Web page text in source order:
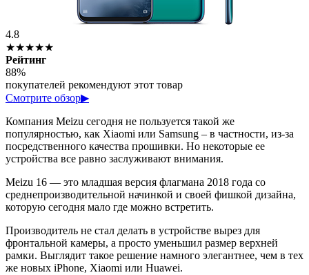
4.8
★★★★★
Рейтинг
88%
покупателей рекомендуют этот товар
Смотрите обзор▶
Компания Meizu сегодня не пользуется такой же
популярностью, как Xiaomi или Samsung – в частности, из-за
посредственного качества прошивки. Но некоторые ее
устройства все равно заслуживают внимания.
Meizu 16 — это младшая версия флагмана 2018 года со
среднепроизводительной начинкой и своей фишкой дизайна,
которую сегодня мало где можно встретить.
Производитель не стал делать в устройстве вырез для
фронтальной камеры, а просто уменьшил размер верхней
рамки. Выглядит такое решение намного элегантнее, чем в тех
же новых iPhone, Xiaomi или Huawei.